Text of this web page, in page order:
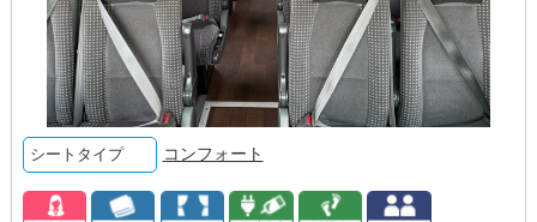
シートタイプ コンフォート